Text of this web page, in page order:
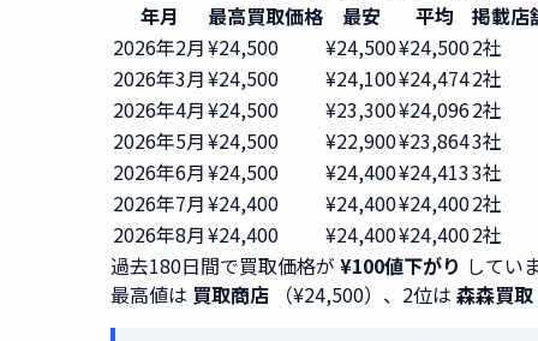
年月
最高買取価格 最安 平均
掲載店
2026年2月¥24,500 ¥24,500¥24,5002社
2026年3月¥24,500 ¥24,100¥24,4742社
2026年4月¥24,500 ¥23,300¥24,0962社
2026年5月¥24,500 ¥22,900¥23,8643社
2026年6月¥24,500 ¥24,400¥24,4133社
2026年7月¥24,400 ¥24,400¥24,4002社
2026年8月¥24,400 ¥24,400¥24,4002社
過去180日間で買取価格が ¥100値下がり してい
最高値は 買取商店 （¥24,500）、2位は 森森買取